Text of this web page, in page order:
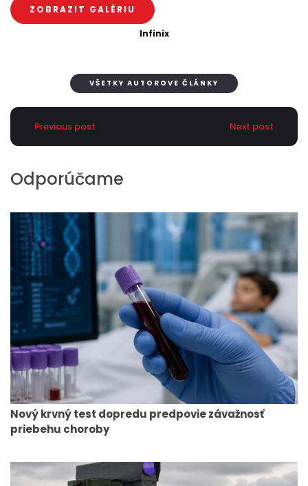
ZOBRAZIT GALÉRIU
Infinix
VŠETKY AUTOROVE ČLÁNKY
Previous post Next post
Odporúčame
Nový krvný test dopredu predpovie závažnosť
priebehu choroby